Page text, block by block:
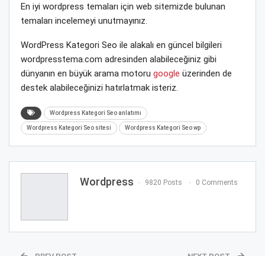
En iyi wordpress temaları için web sitemizde bulunan
temaları incelemeyi unutmayınız.
WordPress Kategori Seo ile alakalı en güncel bilgileri
wordpresstema.com adresinden alabileceğiniz gibi
dünyanın en büyük arama motoru google üzerinden de
destek alabileceğinizi hatırlatmak isteriz.
Wordpress Kategori Seo anlatımı
Wordpress Kategori Seo sitesi Wordpress Kategori Seo wp
Wordpress 9820 Posts 0 Comments